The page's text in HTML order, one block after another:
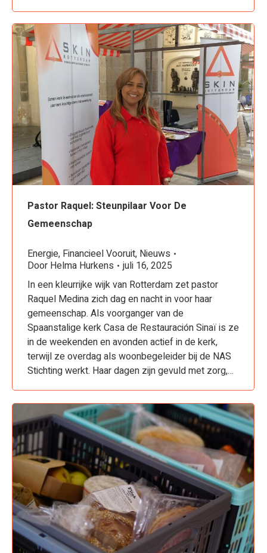
Pastor Raquel: Steunpilaar Voor De
Gemeenschap
Energie, Financieel Vooruit, Nieuws
Door Helma Hurkens
juli 16, 2025
In een kleurrijke wijk van Rotterdam zet pastor
Raquel Medina zich dag en nacht in voor haar
gemeenschap. Als voorganger van de
Spaanstalige kerk Casa de Restauración Sinaï is ze
in de weekenden en avonden actief in de kerk,
terwijl ze overdag als woonbegeleider bij de NAS
Stichting werkt. Haar dagen zijn gevuld met zorg,…